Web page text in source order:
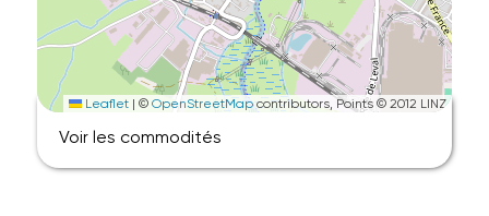
Leaflet | ©OpenStreetMapcontributors, Points © 2012 LINZ
Voir les commodités